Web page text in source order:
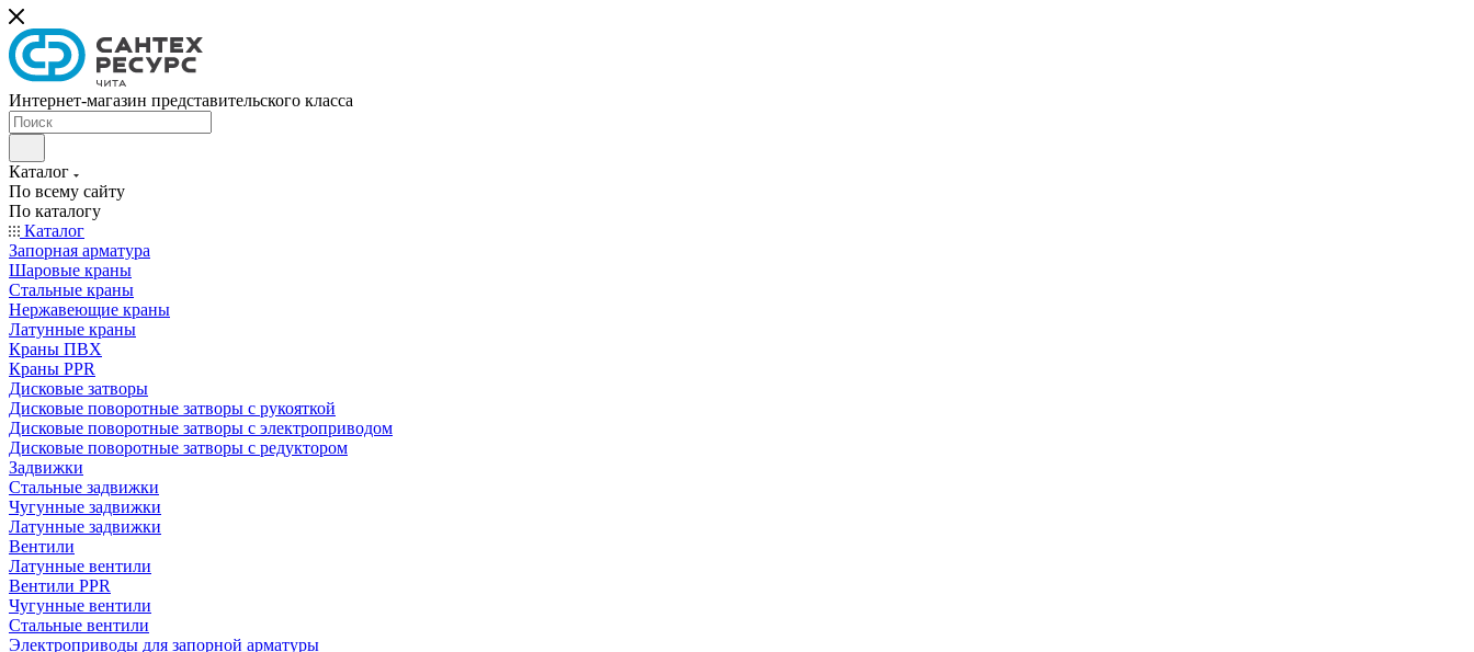
Интернет-магазин представительского класса
Каталог
По всему сайту
По каталогу
Каталог
Запорная арматура
Шаровые краны
Стальные краны
Нержавеющие краны
Латунные краны
Краны ПВХ
Краны PPR
Дисковые затворы
Дисковые поворотные затворы с рукояткой
Дисковые поворотные затворы с электроприводом
Дисковые поворотные затворы с редуктором
Задвижки
Стальные задвижки
Чугунные задвижки
Латунные задвижки
Вентили
Латунные вентили
Вентили PPR
Чугунные вентили
Стальные вентили
Электроприводы для запорной арматуры